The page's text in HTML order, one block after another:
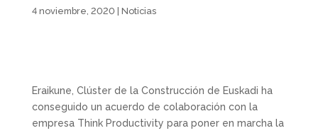
4 noviembre, 2020| Noticias
Eraikune, Clúster de la Construcción de Euskadi ha
conseguido un acuerdo de colaboración con la
empresa Think Productivity para poner en marcha la